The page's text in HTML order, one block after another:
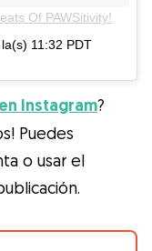
Of PAWSitivity!
11:32 PDT
Instagram?
Puedes
o usar el